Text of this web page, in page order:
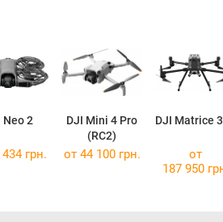
Neo 2
DJI Mini 4 Pro
(RC2)
DJI Matrice
грн. от 44 100 грн.
от
187 950